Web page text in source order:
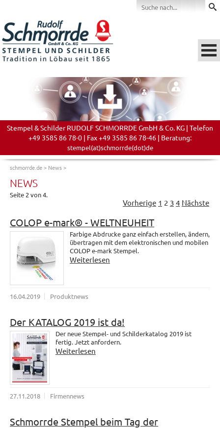
Stempel & Schilder RUDOLF SCHMORRDE GmbH & Co. KG | Telefon
+49 3585 86 78-0 | Fax +49 3585 86 78-46 | Beratung:
stempel(at)schmorrde(dot)de
schmorrde.de> News>
NEWS
Seite 2 von 4.
Vorherige 1 2 3 4 Nächste
COLOP e-mark® - WELTNEUHEIT
Farbige Abdrucke ganz einfach erstellen, ändern,
übertragen mit dem elektronischen und mobilen
COLOP e-mark Stempel.
Weiterlesen
16.04.2019 Produktnews
Der KATALOG 2019 ist da!
Der neue Stempel- und Schilderkatalog 2019 ist
fertig. Jetzt anfordern.
Weiterlesen
27.11.2018 Firmennews
Schmorrde Stempel beim Tag der